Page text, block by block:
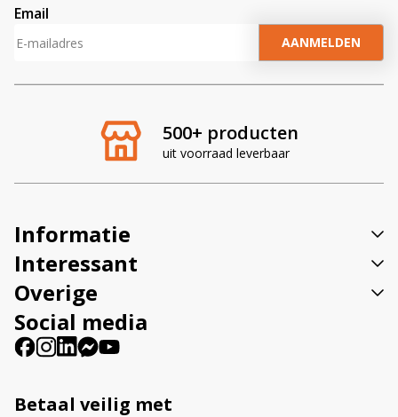
500+ producten
uit voorraad leverbaar
Email
A
t
:
Informatie
Interessant
Overige
Social media
Betaal veilig met